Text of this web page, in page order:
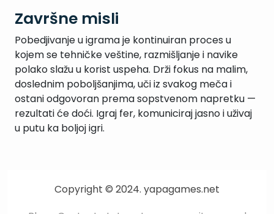
Završne misli
Pobedjivanje u igrama je kontinuiran proces u
kojem se tehničke veštine, razmišljanje i navike
polako slažu u korist uspeha. Drži fokus na malim,
doslednim poboljšanjima, uči iz svakog meča i
ostani odgovoran prema sopstvenom napretku —
rezultati će doći. Igraj fer, komuniciraj jasno i uživaj
u putu ka boljoj igri.
Copyright © 2024. yapagames.net